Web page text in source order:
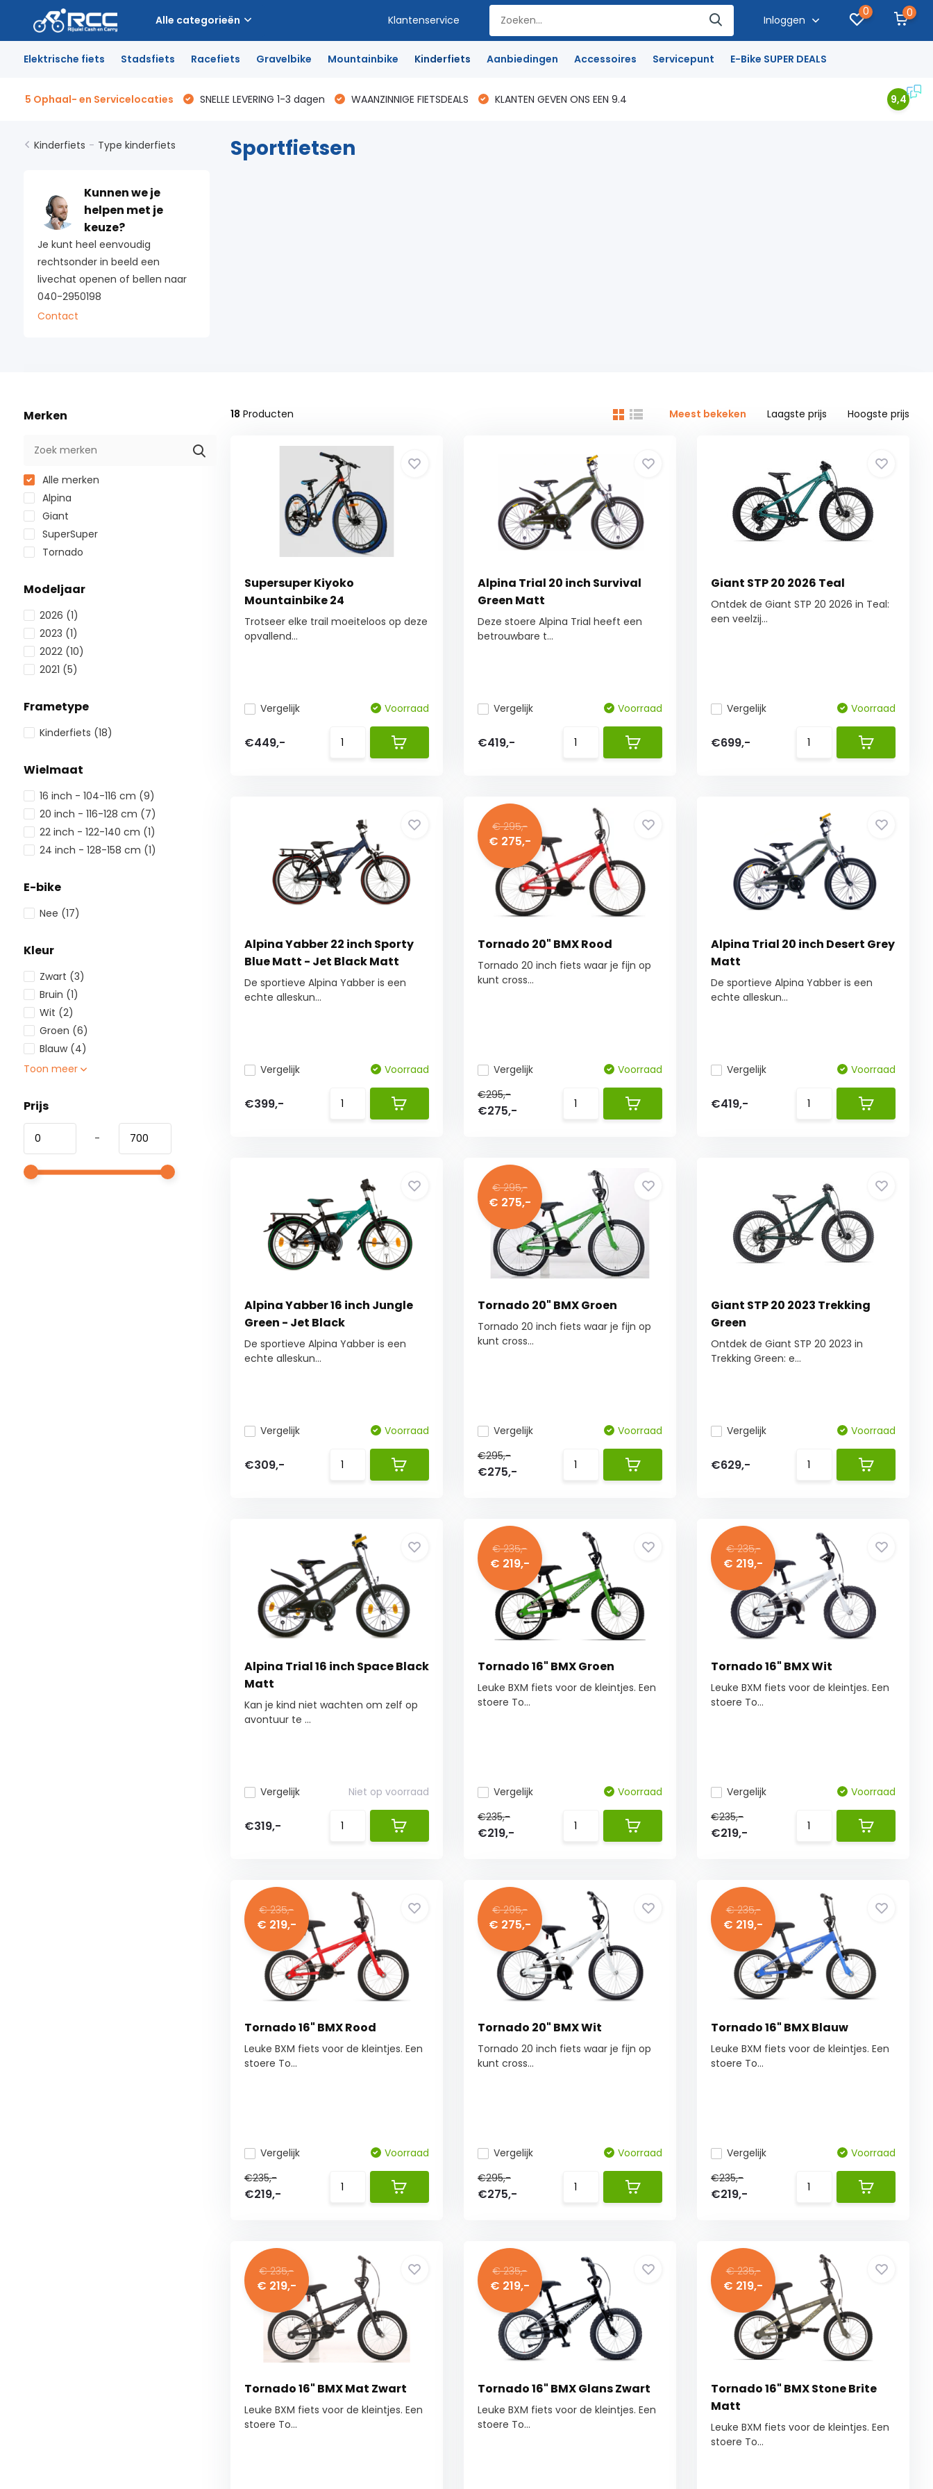
Alle categorieën Klantenservice Inloggen
0 0
Elektrische fiets Stadsfiets Racefiets Gravelbike Mountainbike Kinderfiets Aanbiedingen Accessoires Servicepunt E-Bike SUPER DEALS
5 Ophaal- en Servicelocaties SNELLE LEVERING 1-3 dagen WAANZINNIGE FIETSDEALS KLANTEN GEVEN ONS EEN 9.4 9,4
Kinderfiets - Type kinderfiets
Kunnen we je
helpen met je
keuze?
Je kunt heel eenvoudig
rechtsonder in beeld een
livechat openen of bellen naar
040-2950198
Contact
Sportfietsen
Merken
Alle merken
Alpina
Giant
SuperSuper
Tornado
Modeljaar
2026 (1)
2023 (1)
2022 (10)
2021 (5)
Frametype
Kinderfiets (18)
Wielmaat
16 inch - 104-116 cm (9)
20 inch - 116-128 cm (7)
22 inch - 122-140 cm (1)
24 inch - 128-158 cm (1)
E-bike
Nee (17)
Kleur
Zwart (3)
Bruin (1)
Wit (2)
Groen (6)
Blauw (4)
Toon meer
Prijs
-
18 Producten Meest bekeken Laagste prijs Hoogste prijs
Supersuper Kiyoko
Mountainbike 24
Trotseer elke trail moeiteloos op deze
opvallend...
Vergelijk Voorraad
€449,-
Alpina Trial 20 inch Survival
Green Matt
Deze stoere Alpina Trial heeft een
betrouwbare t...
Vergelijk Voorraad
€419,-
Giant STP 20 2026 Teal
Ontdek de Giant STP 20 2026 in Teal:
een veelzij...
Vergelijk Voorraad
€699,-
Alpina Yabber 22 inch Sporty
Blue Matt - Jet Black Matt
De sportieve Alpina Yabber is een
echte alleskun...
Vergelijk Voorraad
€399,-
€ 295,-
€ 275,-
Tornado 20" BMX Rood
Tornado 20 inch fiets waar je fijn op
kunt cross...
Vergelijk
Voorraad
€295,-
€275,-
Alpina Trial 20 inch Desert Grey
Matt
De sportieve Alpina Yabber is een
echte alleskun...
Vergelijk Voorraad
€419,-
Alpina Yabber 16 inch Jungle
Green - Jet Black
De sportieve Alpina Yabber is een
echte alleskun...
Vergelijk Voorraad
€309,-
€ 295,-
€ 275,-
Tornado 20" BMX Groen
Tornado 20 inch fiets waar je fijn op
kunt cross...
Vergelijk
Voorraad
€295,-
€275,-
Giant STP 20 2023 Trekking
Green
Ontdek de Giant STP 20 2023 in
Trekking Green: e...
Vergelijk Voorraad
€629,-
Alpina Trial 16 inch Space Black
Matt
Kan je kind niet wachten om zelf op
avontuur te ...
Vergelijk Niet op voorraad
€319,-
€ 235,-
€ 219,-
Tornado 16" BMX Groen
Leuke BXM fiets voor de kleintjes. Een
stoere To...
Vergelijk
Voorraad
€235,-
€219,-
€ 235,-
€ 219,-
Tornado 16" BMX Wit
Leuke BXM fiets voor de kleintjes. Een
stoere To...
Vergelijk
Voorraad
€235,-
€219,-
€ 235,-
€ 219,-
Tornado 16" BMX Rood
Leuke BXM fiets voor de kleintjes. Een
stoere To...
Vergelijk
Voorraad
€235,-
€219,-
€ 295,-
€ 275,-
Tornado 20" BMX Wit
Tornado 20 inch fiets waar je fijn op
kunt cross...
Vergelijk
Voorraad
€295,-
€275,-
€ 235,-
€ 219,-
Tornado 16" BMX Blauw
Leuke BXM fiets voor de kleintjes. Een
stoere To...
Vergelijk
Voorraad
€235,-
€219,-
€ 235,-
€ 219,-
Tornado 16" BMX Mat Zwart
Leuke BXM fiets voor de kleintjes. Een
stoere To...
€ 235,-
€ 219,-
Tornado 16" BMX Glans Zwart
Leuke BXM fiets voor de kleintjes. Een
stoere To...
€ 235,-
€ 219,-
Tornado 16" BMX Stone Brite
Matt
Leuke BXM fiets voor de kleintjes. Een
stoere To...